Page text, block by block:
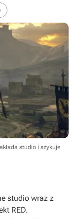
studio i szykuje
studio wraz z
RED.